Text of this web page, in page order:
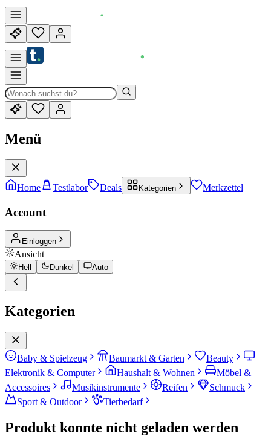
Menü
Home Testlabor Deals Kategorien Merkzettel
Account
Einloggen
Ansicht
Hell Dunkel Auto
Kategorien
Baby & Spielzeug Baumarkt & Garten
Beauty
Elektronik & Computer
Haushalt & Wohnen
Möbel &
Accessoires
Musikinstrumente Reifen
Schmuck
Sport & Outdoor
Tierbedarf
Produkt konnte nicht geladen werden